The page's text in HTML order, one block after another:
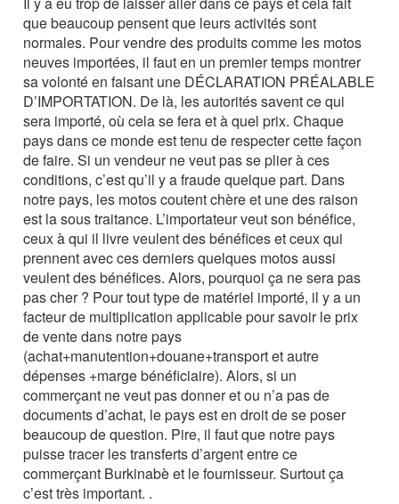
que beaucoup pensent que leurs activités sont
normales. Pour vendre des produits comme les motos
neuves importées, il faut en un premier temps montrer
sa volonté en faisant une DÉCLARATION PRÉALABLE
D’IMPORTATION. De là, les autorités savent ce qui
sera importé, où cela se fera et à quel prix. Chaque
pays dans ce monde est tenu de respecter cette façon
de faire. Si un vendeur ne veut pas se plier à ces
conditions, c’est qu’il y a fraude quelque part. Dans
notre pays, les motos coutent chère et une des raison
est la sous traitance. L’importateur veut son bénéfice,
ceux à qui il livre veulent des bénéfices et ceux qui
prennent avec ces derniers quelques motos aussi
veulent des bénéfices. Alors, pourquoi ça ne sera pas
pas cher ? Pour tout type de matériel importé, il y a un
facteur de multiplication applicable pour savoir le prix
de vente dans notre pays
(achat+manutention+douane+transport et autre
dépenses +marge bénéficiaire). Alors, si un
commerçant ne veut pas donner et ou n’a pas de
documents d’achat, le pays est en droit de se poser
beaucoup de question. Pire, il faut que notre pays
puisse tracer les transferts d’argent entre ce
commerçant Burkinabè et le fournisseur. Surtout ça
c’est très important. .